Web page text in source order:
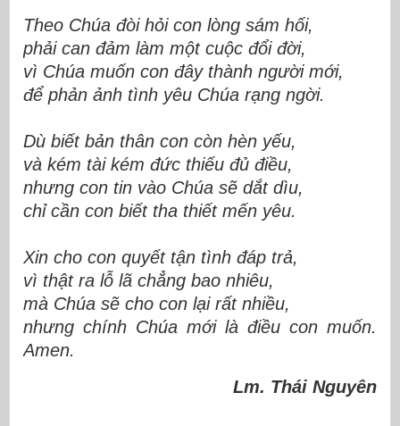
Theo Chúa đòi hỏi con lòng sám hối,
phải can đảm làm một cuộc đổi đời,
vì Chúa muốn con đây thành người mới,
để phản ảnh tình yêu Chúa rạng ngời.
Dù biết bản thân con còn hèn yếu,
và kém tài kém đức thiếu đủ điều,
nhưng con tin vào Chúa sẽ dắt dìu,
chỉ cần con biết tha thiết mến yêu.
Xin cho con quyết tận tình đáp trả,
vì thật ra lỗ lã chẳng bao nhiêu,
mà Chúa sẽ cho con lại rất nhiều,
nhưng chính Chúa mới là điều con muốn.
Amen.
Lm. Thái Nguyên